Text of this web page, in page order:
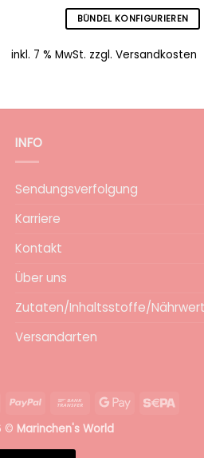
BÜNDEL KONFIGURIEREN
inkl. 7 % MwSt. zzgl. Versandkosten
INFO
Sendungsverfolgung
Karriere
Kontakt
Über uns
Zutaten/Inhaltsstoffe/
Versandarten
PayPal
Bank
Google
© Marinchen's World